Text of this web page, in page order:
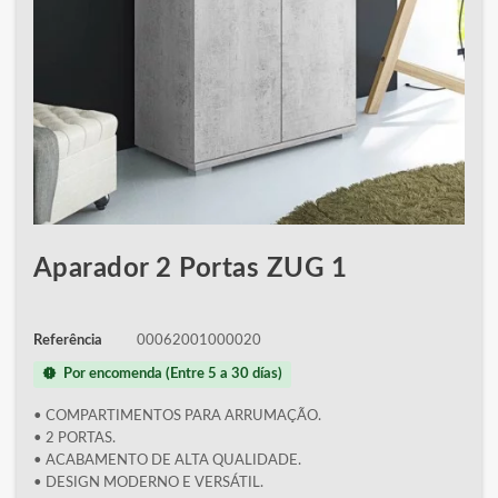
Aparador 2 Portas ZUG 1
Referência 00062001000020
new_releases Por encomenda (Entre 5 a 30 días)
• COMPARTIMENTOS PARA ARRUMAÇÃO.
• 2 PORTAS.
• ACABAMENTO DE ALTA QUALIDADE.
• DESIGN MODERNO E VERSÁTIL.